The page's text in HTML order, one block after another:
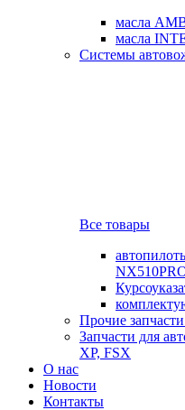
масла
масла
Системы
Все товары
Прочие
Запчасти для
XP, FSX
О нас
Новости
Контакты